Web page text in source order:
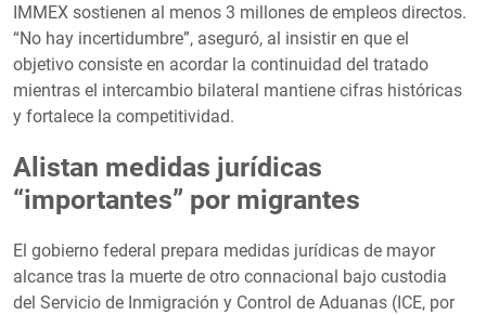
IMMEX sostienen al menos 3 millones de empleos directos.
“No hay incertidumbre”, aseguró, al insistir en que el
objetivo consiste en acordar la continuidad del tratado
mientras el intercambio bilateral mantiene cifras históricas
y fortalece la competitividad.
Alistan medidas jurídicas
“importantes” por migrantes
El gobierno federal prepara medidas jurídicas de mayor
alcance tras la muerte de otro connacional bajo custodia
del Servicio de Inmigración y Control de Aduanas (ICE, por